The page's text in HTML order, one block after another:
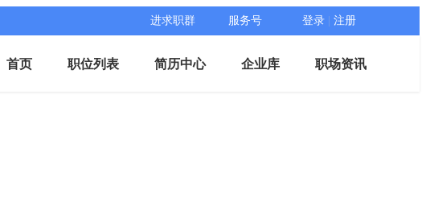
进求职群 服务号 登录 注册
首页 职位列表 简历中心 企业库 职场资讯